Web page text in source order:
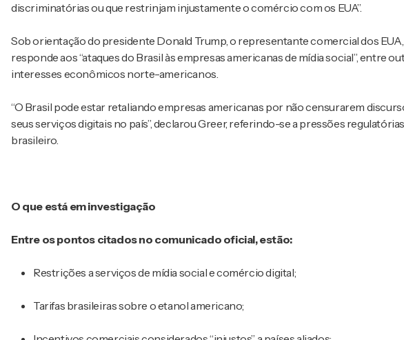
discriminatórias ou que restrinjam injustamente o comércio com os EUA”.
Sob orientação do presidente Donald Trump, o representante comercial dos
responde aos “ataques do Brasil às empresas americanas de mídia social”, entre
interesses econômicos norte-americanos.
“O Brasil pode estar retaliando empresas americanas por não censurarem
seus serviços digitais no país”, declarou Greer, referindo-se a pressões
brasileiro.
O que está em investigação
Entre os pontos citados no comunicado oficial, estão:
Restrições a serviços de mídia social e comércio digital;
Tarifas brasileiras sobre o etanol americano;